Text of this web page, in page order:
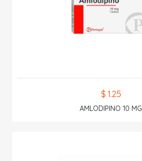
$ 1.25
AMLODIPINO 10 MG